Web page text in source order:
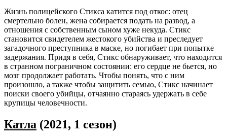
Жизнь полицейского Стикса катится под откос: отец
смертельно болен, жена собирается подать на развод, а
отношения с собственным сыном хуже некуда. Стикс
становится свидетелем жестокого убийства и преследует
загадочного преступника в маске, но погибает при попытке
задержания. Придя в себя, Стикс обнаруживает, что находится
в странном пограничном состоянии: его сердце не бьется, но
мозг продолжает работать. Чтобы понять, что с ним
произошло, а также чтобы защитить семью, Стикс начинает
поиски своего убийцы, отчаянно стараясь удержать в себе
крупицы человечности.
Катла (2021, 1 сезон)